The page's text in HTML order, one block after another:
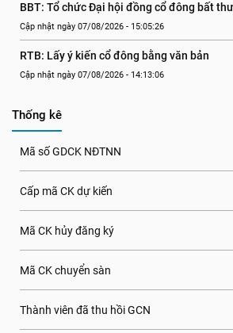
BBT: Tổ chức Đại hội đồng cổ đông bất
Cập nhật ngày 07/08/2026 - 15:05:26
RTB: Lấy ý kiến cổ đông bằng văn bản
Cập nhật ngày 07/08/2026 - 14:13:06
Thống kê
Mã số GDCK NĐTNN
Cấp mã CK dự kiến
Mã CK hủy đăng ký
Mã CK chuyển sàn
Thành viên đã thu hồi GCN